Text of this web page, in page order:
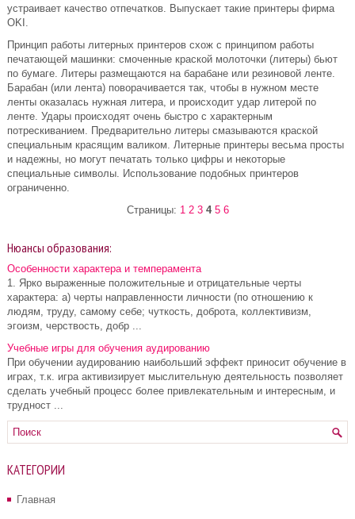
устраивает качество отпечатков. Выпускает такие принтеры фирма
OKI.
Принцип работы литерных принтеров схож с принципом работы
печатающей машинки: смоченные краской молоточки (литеры) бьют
по бумаге. Литеры размещаются на барабане или резиновой ленте.
Барабан (или лента) поворачивается так, чтобы в нужном месте
ленты оказалась нужная литера, и происходит удар литерой по
ленте. Удары происходят очень быстро с характерным
потрескиванием. Предварительно литеры смазываются краской
специальным красящим валиком. Литерные принтеры весьма просты
и надежны, но могут печатать только цифры и некоторые
специальные символы. Использование подобных принтеров
ограниченно.
Страницы: 1 2 3 4 5 6
Нюансы образования:
Особенности характера и темперамента
1. Ярко выраженные положительные и отрицательные черты
характера: а) черты направленности личности (по отношению к
людям, труду, самому себе; чуткость, доброта, коллективизм,
эгоизм, черствость, добр ...
Учебные игры для обучения аудированию
При обучении аудированию наибольший эффект приносит обучение в
играх, т.к. игра активизирует мыслительную деятельность позволяет
сделать учебный процесс более привлекательным и интересным, и
трудност ...
КАТЕГОРИИ
Главная